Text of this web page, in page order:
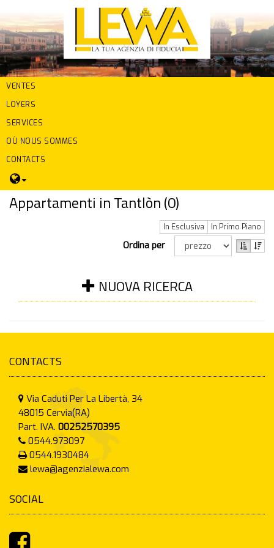
VENTES
LOYERS
SERVICES
OÙ NOUS SOMMES
CONTACTS
Appartamenti in Tantlòn (0)
In Esclusiva In Primo Piano
Ordina per
NUOVA RICERCA
CONTACTS
Via Caduti Per La Libertà, 34
48015 Cervia(RA)
Part. IVA. 00252570395
0544.973097
0544.1930484
lewa@agenzialewa.com
SOCIAL